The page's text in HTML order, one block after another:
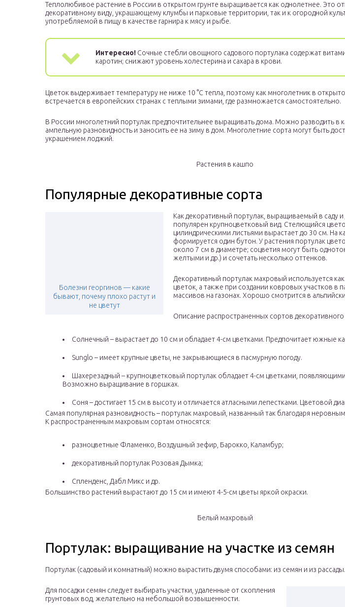
Теплолюбивое растение в России в открытом грунте выращивается как однолетнее. Это
декоративному виду, украшающему клумбы и парковые территории, так и к огородной
употребляемой в пищу в качестве гарнира к мясу и рыбе.
Интересно! Сочные стебли овощного садового портулака содержат
каротин; снижают уровень холестерина и сахара в крови.
Цветок выдерживает температуру не ниже 10 °C тепла, поэтому как многолетник в
встречается в европейских странах с теплыми зимами, где размножается самостоятельно.
В России многолетний портулак предпочтительнее выращивать дома. Можно разводить в
ампельную разновидность и заносить ее на зиму в дом. Многолетние сорта могут быть
украшением лоджий.
Растения в кашпо
Популярные декоративные сорта
Болезни георгинов — какие
бывают, почему плохо растут и
не цветут
Как декоративный портулак, выращиваемый в саду
популярен крупноцветковый вид. Стелющийся
цилиндрическими листьями вырастает до 30 см. На
формируется один бутон. У растения портулак
около 7 см в диаметре; соцветия могут быть
желтыми и др.) и сочетать несколько оттенков.
Декоративный портулак махровый используется
цветок, а также при создании ковровых участков в
массивов на газонах. Хорошо смотрится в
Описание распространенных сортов декоративного
Солнечный – вырастает до 10 см и обладает 4-см цветками. Предпочитает южные
Sunglo – имеет крупные цветы, не закрывающиеся в пасмурную погоду.
Шахерезадный – крупноцветковый портулак обладает 4-см цветками,
Возможно выращивание в горшках.
Соня – достигает 15 см в высоту и отличается атласными лепестками. Цветовой
Самая популярная разновидность – портулак махровый, названный так благодаря
К распространенным махровым сортам относятся:
разноцветные Фламенко, Воздушный зефир, Барокко, Каламбур;
декоративный портулак Розовая Дымка;
Спленденс, Дабл Микс и др.
Большинство растений вырастают до 15 см и имеют 4-5-см цветы яркой окраски.
Белый махровый
Портулак: выращивание на участке из семян
Портулак (садовый и комнатный) можно вырастить двумя способами: из семян и из рассады.
Для посадки семян следует выбирать участки, удаленные от скопления
грунтовых вод, желательно на небольшой возвышенности.